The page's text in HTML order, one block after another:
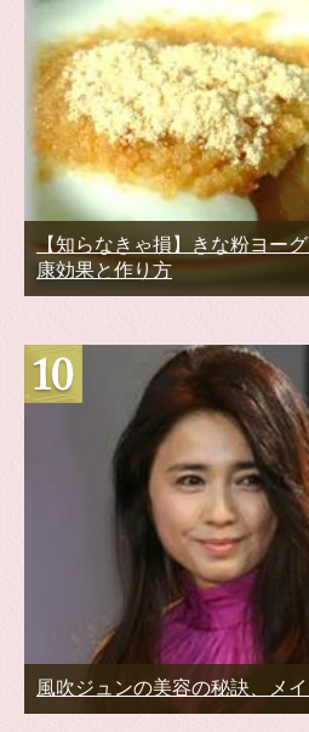
【知らなきゃ損】きな粉ヨー
康効果と作り方
風吹ジュンの美容の秘訣、メ